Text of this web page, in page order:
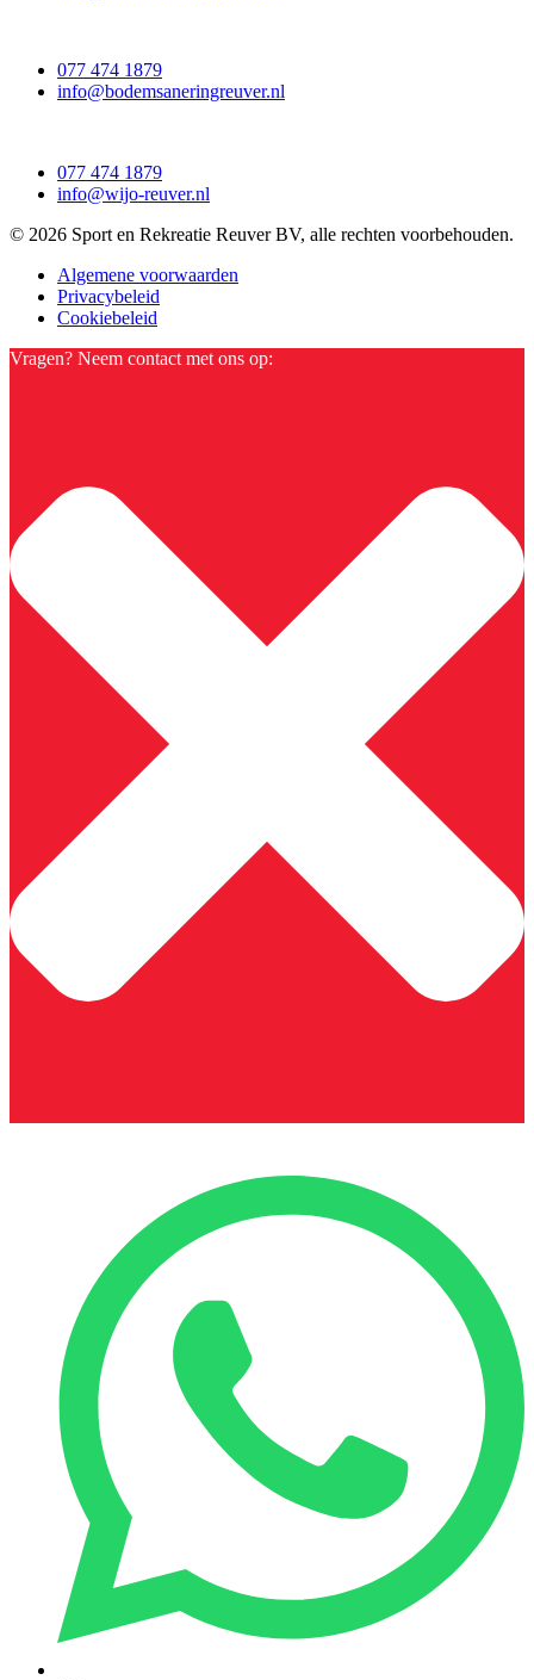
077 474 1879
info@bodemsaneringreuver.nl
077 474 1879
info@wijo-reuver.nl
© 2026 Sport en Rekreatie Reuver BV, alle rechten voorbehouden.
Algemene voorwaarden
Privacybeleid
Cookiebeleid
Vragen? Neem contact met ons op: